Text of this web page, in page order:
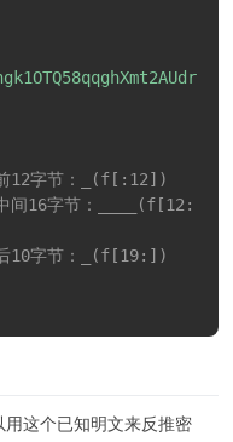
12字节：_(f[:12])
间16字节：____(f[12:
10字节：_(f[19:])
用这个已知明文来反推密